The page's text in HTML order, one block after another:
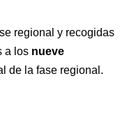
regional y recogidas
a los nueve
de la fase regional.